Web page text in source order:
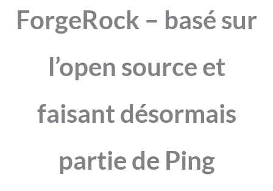
ForgeRock – basé sur
l’open source et
faisant désormais
partie de Ping